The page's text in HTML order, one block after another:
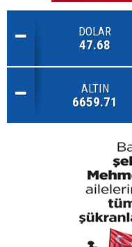
DOLAR
47.68
ALTIN
6659.71